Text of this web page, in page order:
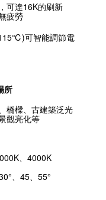
可達16K的刷新
疲勞
可智能調節電
所
橋樑、古建築泛光
觀亮化等
、4000K
、45、55°